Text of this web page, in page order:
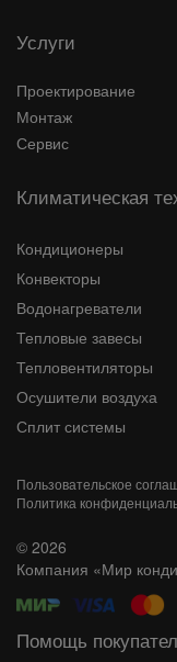
Услуги
Проектирование
Монтаж
Сервис
Климатическая
Кондиционеры
Конвекторы
Водонагреватели
Тепловые завесы
Тепловентиляторы
Осушители воздуха
Сплит системы
Пользовательское
Политика
© 2026
Компания «Мир
Помощь